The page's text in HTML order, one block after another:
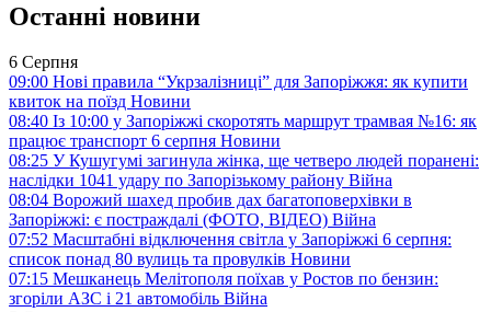
Останні новини
6 Серпня
09:00 Нові правила “Укрзалізниці” для Запоріжжя: як купити
квиток на поїзд Новини
08:40 Із 10:00 у Запоріжжі скоротять маршрут трамвая №16: як
працює транспорт 6 серпня Новини
08:25 У Кушугумі загинула жінка, ще четверо людей поранені:
наслідки 1041 удару по Запорізькому району Війна
08:04 Ворожий шахед пробив дах багатоповерхівки в
Запоріжжі: є постраждалі (ФОТО, ВІДЕО) Війна
07:52 Масштабні відключення світла у Запоріжжі 6 серпня:
список понад 80 вулиць та провулків Новини
07:15 Мешканець Мелітополя поїхав у Ростов по бензин:
згоріли АЗС і 21 автомобіль Війна